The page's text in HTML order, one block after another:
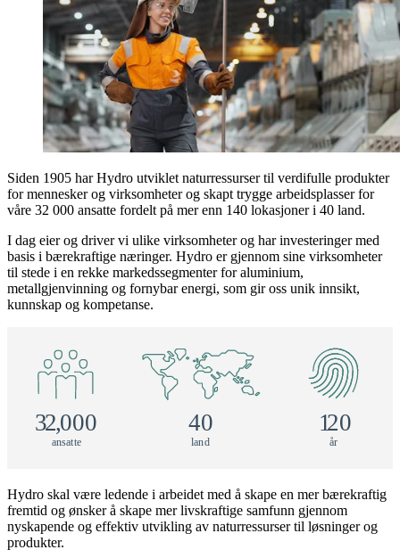
Siden 1905 har Hydro utviklet naturressurser til verdifulle produkter
for mennesker og virksomheter og skapt trygge arbeidsplasser for
våre 32 000 ansatte fordelt på mer enn 140 lokasjoner i 40 land.
I dag eier og driver vi ulike virksomheter og har investeringer med
basis i bærekraftige næringer. Hydro er gjennom sine virksomheter
til stede i en rekke markedssegmenter for aluminium,
metallgjenvinning og fornybar energi, som gir oss unik innsikt,
kunnskap og kompetanse.
32,000
ansatte
40
land
120
år
Hydro skal være ledende i arbeidet med å skape en mer bærekraftig
fremtid og ønsker å skape mer livskraftige samfunn gjennom
nyskapende og effektiv utvikling av naturressurser til løsninger og
produkter.